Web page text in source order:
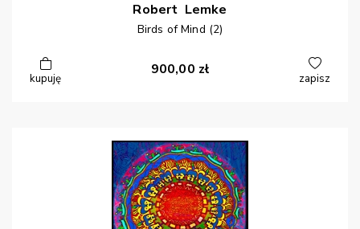
Robert Lemke
Birds of Mind (2)
kupuję
900,00 zł
zapisz